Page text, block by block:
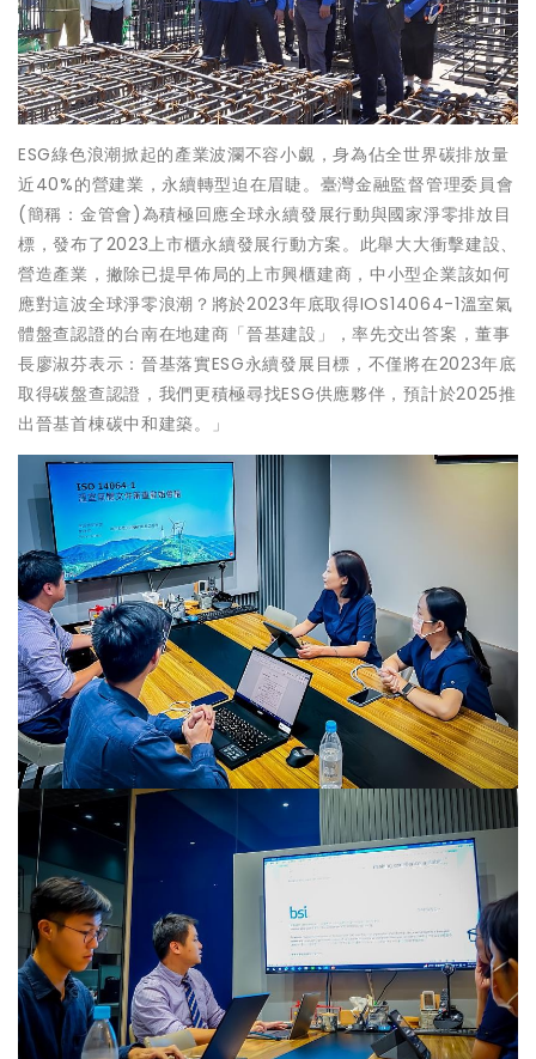
ESG綠色浪潮掀起的產業波瀾不容小覷，身為佔全世界碳排放量
近40%的營建業，永續轉型迫在眉睫。臺灣金融監督管理委員會
(簡稱：金管會)為積極回應全球永續發展行動與國家淨零排放目
標，發布了2023上市櫃永續發展行動方案。此舉大大衝擊建設、
營造產業，撇除已提早佈局的上市興櫃建商，中小型企業該如何
應對這波全球淨零浪潮？將於2023年底取得IOS14064-1溫室氣
體盤查認證的台南在地建商「晉基建設」，率先交出答案，董事
長廖淑芬表示：晉基落實ESG永續發展目標，不僅將在2023年底
取得碳盤查認證，我們更積極尋找ESG供應夥伴，預計於2025推
出晉基首棟碳中和建築。」